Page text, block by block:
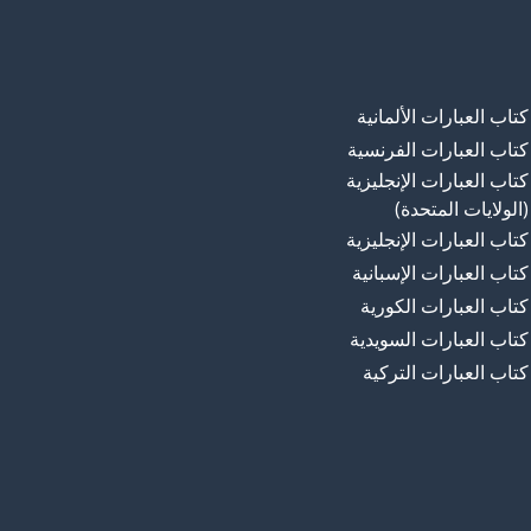
كتاب العبارات الألمانية
كتاب العبارات الفرنسية
كتاب العبارات الإنجليزية
(الولايات المتحدة)
كتاب العبارات الإنجليزية
كتاب العبارات الإسبانية
كتاب العبارات الكورية
كتاب العبارات السويدية
كتاب العبارات التركية